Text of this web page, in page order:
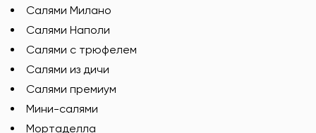
Салями Милано
Салями Наполи
Салями с трюфелем
Салями из дичи
Салями премиум
Мини-салями
Мортаделла